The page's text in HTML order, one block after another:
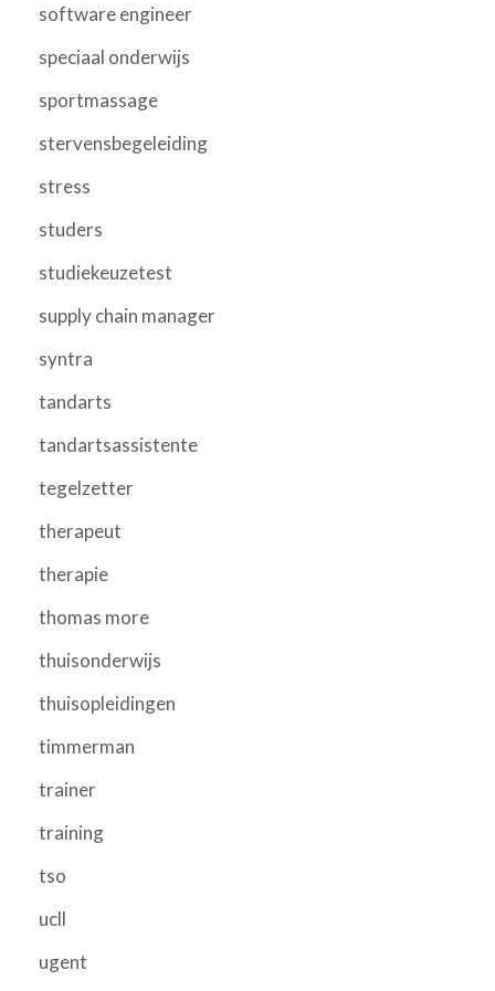
software engineer
speciaal onderwijs
sportmassage
stervensbegeleiding
stress
studers
studiekeuzetest
supply chain manager
syntra
tandarts
tandartsassistente
tegelzetter
therapeut
therapie
thomas more
thuisonderwijs
thuisopleidingen
timmerman
trainer
training
tso
ucll
ugent